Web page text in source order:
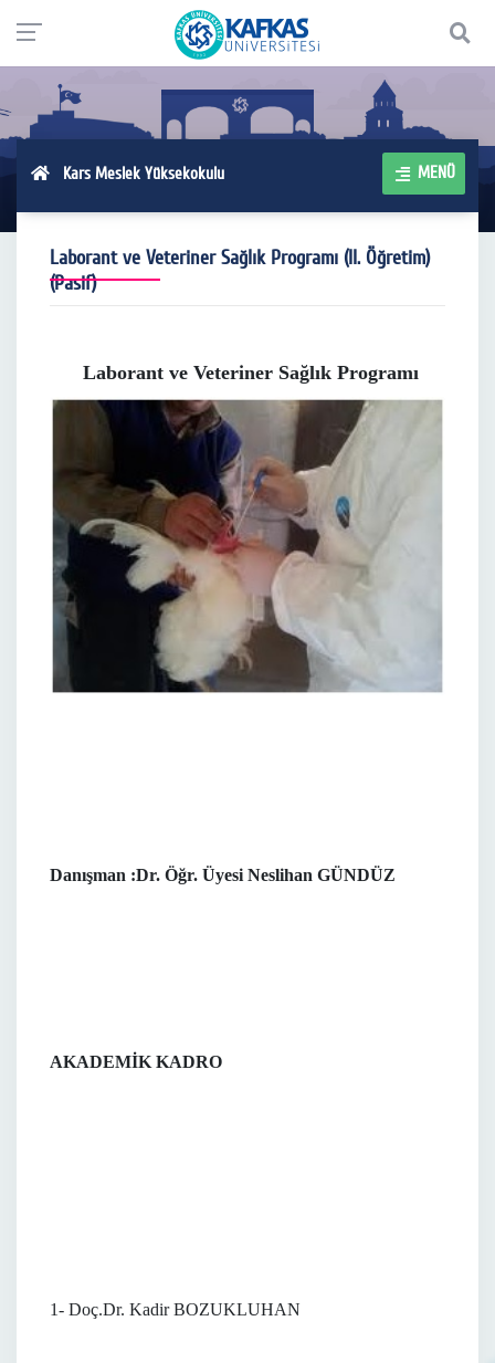
Kars Meslek Yüksekokulu MENÜ
Laborant ve Veteriner Sağlık Programı (II. Öğretim)
(Pasif)
Laborant ve Veteriner Sağlık Programı
Danışman :Dr. Öğr. Üyesi Neslihan GÜNDÜZ
AKADEMİK KADRO
1- Doç.Dr. Kadir BOZUKLUHAN